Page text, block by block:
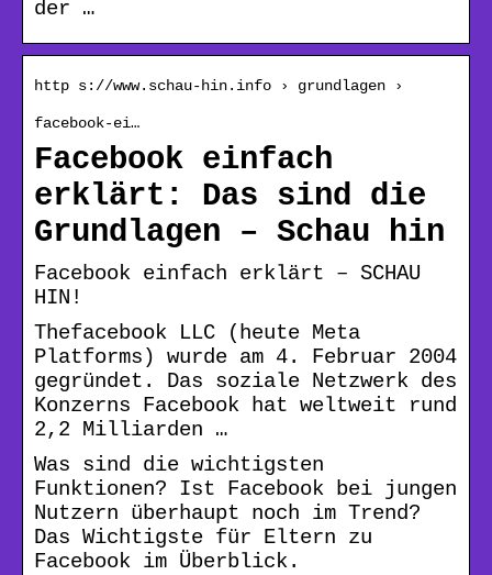
der …
http s://www.schau-hin.info › grundlagen ›
facebook-ei…
Facebook einfach
erklärt: Das sind die
Grundlagen – Schau hin
Facebook einfach erklärt – SCHAU
HIN!
Thefacebook LLC (heute Meta
Platforms) wurde am 4. Februar 2004
gegründet. Das soziale Netzwerk des
Konzerns Facebook hat weltweit rund
2,2 Milliarden …
Was sind die wichtigsten
Funktionen? Ist Facebook bei jungen
Nutzern überhaupt noch im Trend?
Das Wichtigste für Eltern zu
Facebook im Überblick.